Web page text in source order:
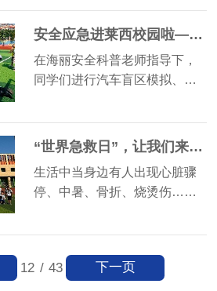
安全应急进莱西校园啦——项目新升级、内容更精彩
在海丽安全科普老师指导下，
同学们进行汽车盲区模拟、…
“世界急救日”，让我们来海丽应急学习更多的急救知识吧！
生活中当身边有人出现心脏骤
停、中暑、骨折、烧烫伤……
12 / 43 下一页